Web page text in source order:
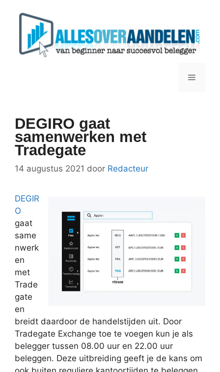
Menu
DEGIRO gaat
samenwerken met
Tradegate
14 augustus 2021 door Redacteur
DEGIR
O
gaat
same
nwerk
en
met
Trade
gate
en
breidt daardoor de handelstijden uit. Door
Tradegate Exchange toe te voegen kun je als
belegger tussen 08.00 uur en 22.00 uur
beleggen. Deze uitbreiding geeft je de kans om